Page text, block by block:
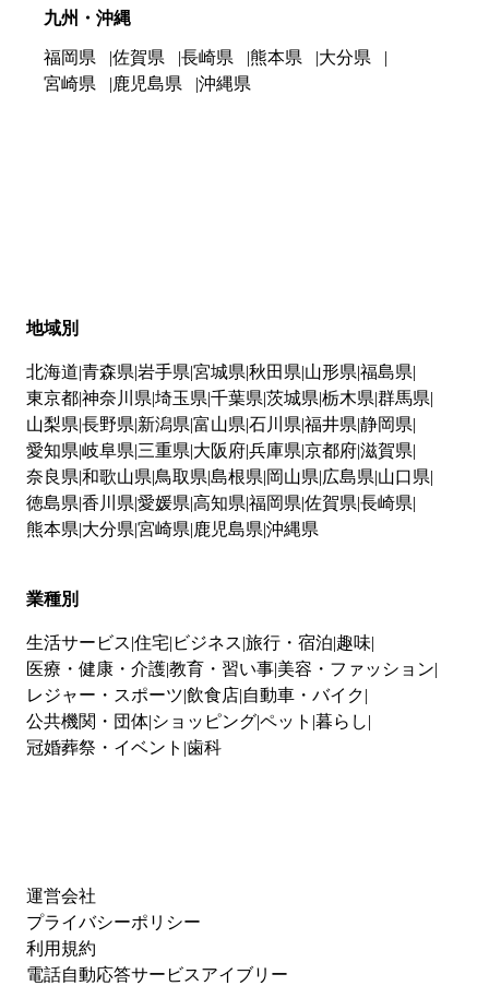
九州・沖縄
福岡県 佐賀県 長崎県 熊本県
大分県
宮崎県
鹿児島県 沖縄県
地域別
北海道 青森県 岩手県 宮城県 秋田県 山形県 福島県
東京都神奈川県 埼玉県 千葉県 茨城県 栃木県 群馬県
山梨県 長野県 新潟県 富山県 石川県 福井県 静岡県
愛知県 岐阜県 三重県 大阪府兵庫県 京都府滋賀県
奈良県 和歌山県 鳥取県 島根県 岡山県 広島県 山口県
徳島県 香川県 愛媛県 高知県 福岡県 佐賀県 長崎県
熊本県 大分県 宮崎県 鹿児島県 沖縄県
業種別
生活サービス 住宅 ビジネス 旅行・宿泊 趣味
医療・健康・介護教育・習い事 美容・ファッション
レジャー・スポーツ 飲食店 自動車・バイク
公共機関・団体 ショッピングペット 暮らし
冠婚葬祭・イベント 歯科
運営会社
プライバシーポリシー
利用規約
電話自動応答サービスアイブリー